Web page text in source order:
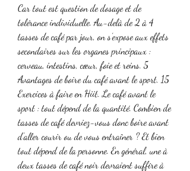
Car tout est question de dosage et de
tolérance individuelle. Au-delà de 2 à 4
tasses de café par jour, on s’expose aux effets
secondaires sur les organes principaux :
cerveau, intestins, cœur, foie et reins. 5
Avantages de boire du café avant le sport. 15
Exercices à faire en Hiit. Le café avant le
sport : tout dépend de la quantité. Combien de
tasses de café devriez-vous donc boire avant
d’aller courir ou de vous entraîner ? Et bien
tout dépend de la personne. En général, une à
deux tasses de café noir devraient suffire à